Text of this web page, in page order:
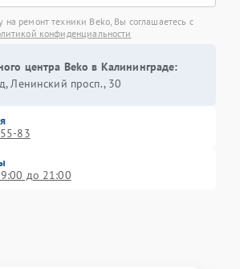
на ремонт техники Beko, Вы соглашаетесь с
конфиденциальности
центра Beko в Калининграде:
Ленинский просп., 30
83
до 21:00